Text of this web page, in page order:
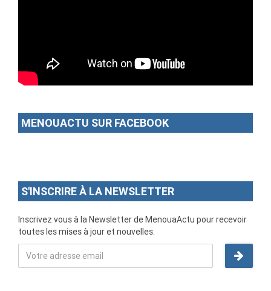
MENOUACTU SUR FACEBOOK
S'INSCRIRE À LA NEWSLETTER
Inscrivez vous à la Newsletter de MenouaActu pour recevoir
toutes les mises à jour et nouvelles.